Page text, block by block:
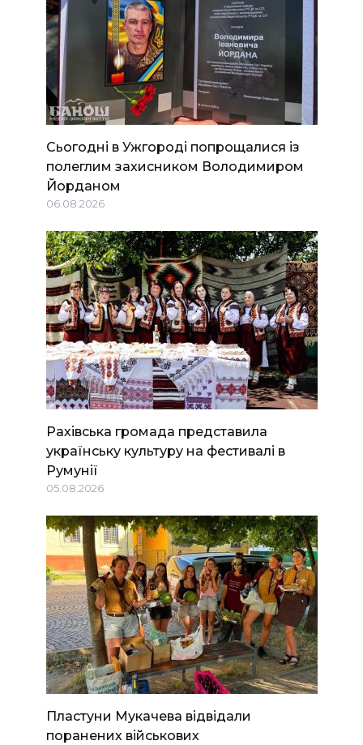
Сьогодні в Ужгороді попрощалися із
полеглим захисником Володимиром
Йорданом
06.08.2026
Рахівська громада представила
українську культуру на фестивалі в
Румунії
05.08.2026
Пластуни Мукачева відвідали
поранених військових